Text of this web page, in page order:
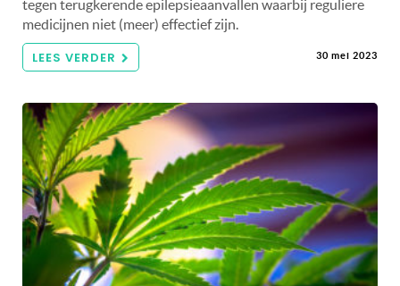
tegen terugkerende epilepsieaanvallen waarbij reguliere
medicijnen niet (meer) effectief zijn.
LEES VERDER 30 mei 2023